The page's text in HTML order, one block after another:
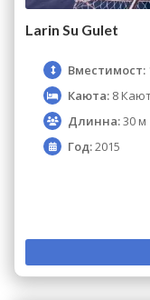
Larin Su Gulet
Вместимост:
Каюта: 8
Длинна:30 м
Год:2015